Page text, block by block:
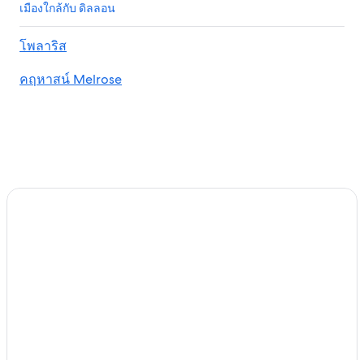
เมืองใกล้กับ ดิลลอน
โพลาริส
คฤหาสน์ Melrose